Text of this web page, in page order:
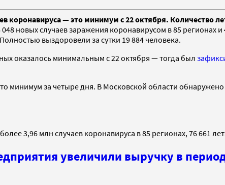
коронавируса — это минимум с 22 октября. Количество
новых случаев заражения коронавирусом в 85 регионах и
выздоровели за сутки 19 884 человека.
оказалось минимальным с 22 октября — тогда был
минимум за четыре дня. В Московской области
3,96 млн случаев коронавируса в 85 регионах, 76 661
увеличили выручку в